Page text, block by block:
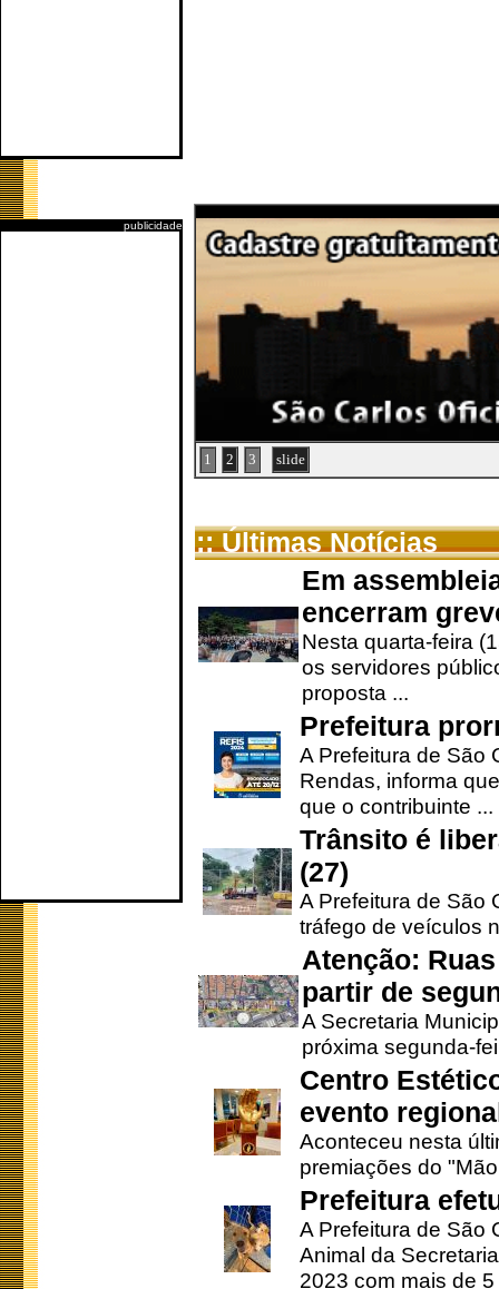
publicidade
1 2 3 slide
:: Últimas Notícias
Em
encerram
Nesta quarta-feira
os servidores
proposta ...
Prefeitura
A Prefeitura de São
Rendas, informa
que o contribuinte ...
Trânsito é
(27)
A Prefeitura de São
tráfego de veículos
Atenção:
partir de
A Secretaria
próxima segunda-
Centro
evento
Aconteceu nesta
premiações do
Prefeitura
A Prefeitura de São
Animal da
2023 com mais de 5